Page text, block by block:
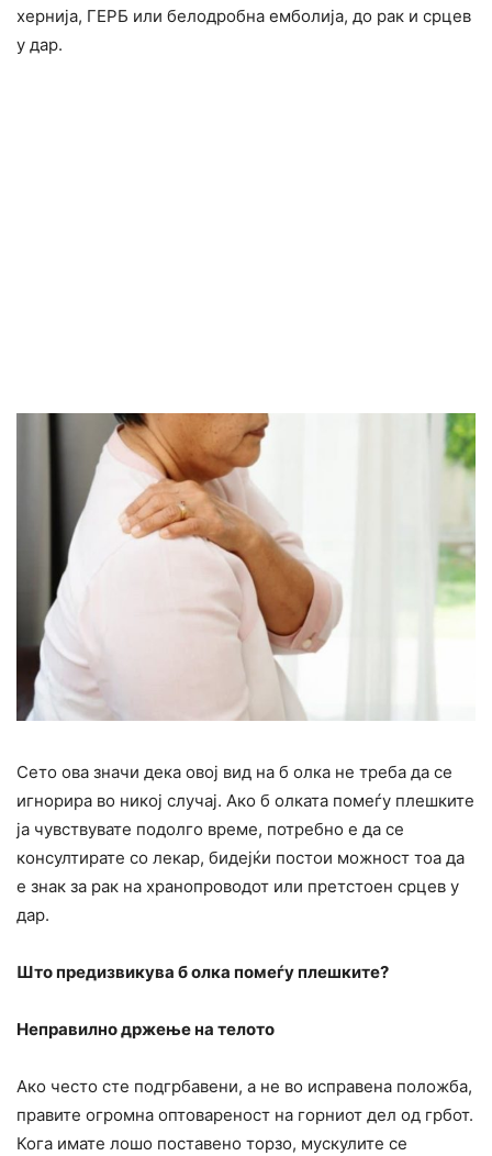
хернија, ГЕРБ или белодробна емболија, до рак и срцев
у дар.
Сето ова значи дека овој вид на б олка не треба да се
игнорира во никој случај. Ако б олката помеѓу плешките
ја чувствувате подолго време, потребно е да се
консултирате со лекар, бидејќи постои можност тоа да
е знак за рак на хранопроводот или претстоен срцев у
дар.
Што предизвикува б олка помеѓу плешките?
Неправилно држење на телото
Ако често сте подгрбавени, а не во исправена положба,
правите огромна оптовареност на горниот дел од грбот.
Кога имате лошо поставено торзо, мускулите се